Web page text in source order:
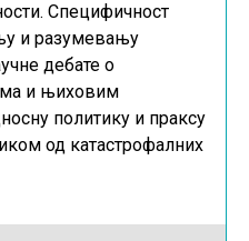
Специфичност
и разумевању
дебате о
и њиховим
политику и праксу
од катастрофалних